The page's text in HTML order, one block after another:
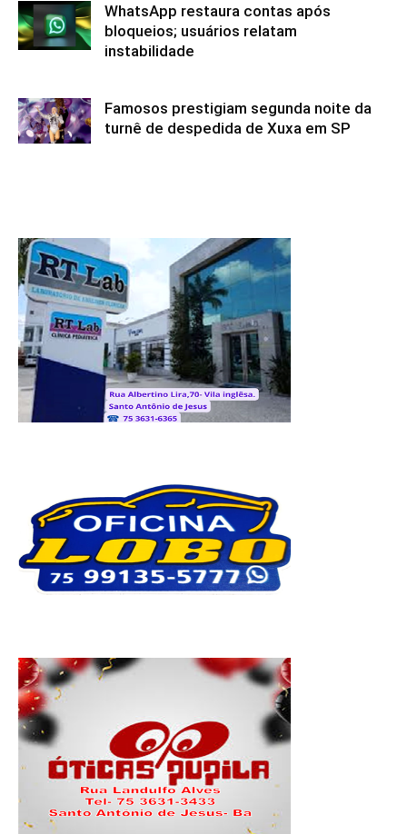
WhatsApp restaura contas após
bloqueios; usuários relatam
instabilidade
Famosos prestigiam segunda noite da
turnê de despedida de Xuxa em SP